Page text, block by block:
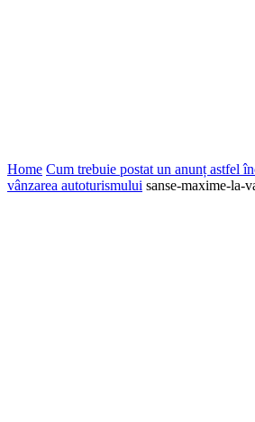
Home Cum trebuie postat un anunț astfel
vânzarea autoturismului sanse-maxime-la-